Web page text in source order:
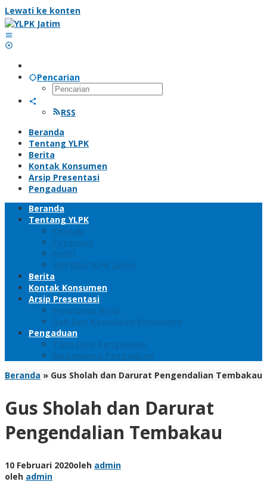
Lewati ke konten
Pencarian
RSS
Beranda
Tentang YLPK
Berita
Kontak Konsumen
Arsip Presentasi
Pengaduan
Beranda
Tentang YLPK
Kontak
Pengurus
Profil
Visi Misi YLPK Jatim
Berita
Kontak Konsumen
Arsip Presentasi
Peraturan & UU
Hak Dan Kewajiban Konsumen
Pengaduan
Tata Cara Pengaduan
Mekanisme Pengaduan
Beranda » Gus Sholah dan Darurat Pengendalian Tembakau
Gus Sholah dan Darurat
Pengendalian Tembakau
10 Februari 2020oleh admin
oleh admin